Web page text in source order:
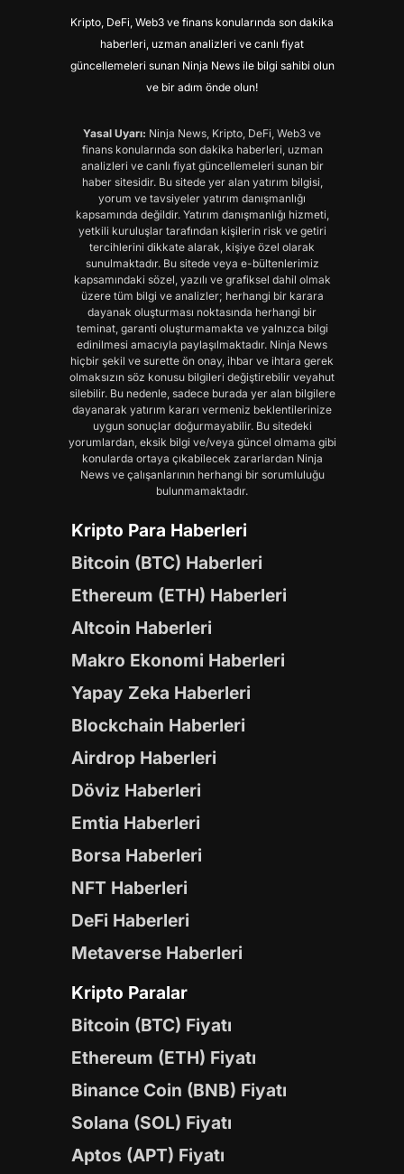
Kripto, DeFi, Web3 ve finans konularında son dakika
haberleri, uzman analizleri ve canlı fiyat
güncellemeleri sunan Ninja News ile bilgi sahibi olun
ve bir adım önde olun!
Yasal Uyarı: Ninja News, Kripto, DeFi, Web3 ve
finans konularında son dakika haberleri, uzman
analizleri ve canlı fiyat güncellemeleri sunan bir
haber sitesidir. Bu sitede yer alan yatırım bilgisi,
yorum ve tavsiyeler yatırım danışmanlığı
kapsamında değildir. Yatırım danışmanlığı hizmeti,
yetkili kuruluşlar tarafından kişilerin risk ve getiri
tercihlerini dikkate alarak, kişiye özel olarak
sunulmaktadır. Bu sitede veya e-bültenlerimiz
kapsamındaki sözel, yazılı ve grafiksel dahil olmak
üzere tüm bilgi ve analizler; herhangi bir karara
dayanak oluşturması noktasında herhangi bir
teminat, garanti oluşturmamakta ve yalnızca bilgi
edinilmesi amacıyla paylaşılmaktadır. Ninja News
hiçbir şekil ve surette ön onay, ihbar ve ihtara gerek
olmaksızın söz konusu bilgileri değiştirebilir veyahut
silebilir. Bu nedenle, sadece burada yer alan bilgilere
dayanarak yatırım kararı vermeniz beklentilerinize
uygun sonuçlar doğurmayabilir. Bu sitedeki
yorumlardan, eksik bilgi ve/veya güncel olmama gibi
konularda ortaya çıkabilecek zararlardan Ninja
News ve çalışanlarının herhangi bir sorumluluğu
bulunmamaktadır.
Kripto Para Haberleri
Bitcoin (BTC) Haberleri
Ethereum (ETH) Haberleri
Altcoin Haberleri
Makro Ekonomi Haberleri
Yapay Zeka Haberleri
Blockchain Haberleri
Airdrop Haberleri
Döviz Haberleri
Emtia Haberleri
Borsa Haberleri
NFT Haberleri
DeFi Haberleri
Metaverse Haberleri
Kripto Paralar
Bitcoin (BTC) Fiyatı
Ethereum (ETH) Fiyatı
Binance Coin (BNB) Fiyatı
Solana (SOL) Fiyatı
Aptos (APT) Fiyatı